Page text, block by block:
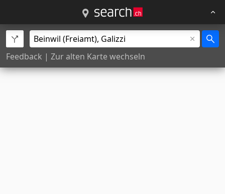
Feedback | Zur alten Karte wechseln